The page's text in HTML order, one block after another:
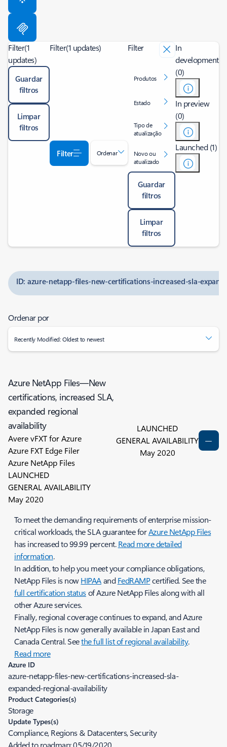
Filter(1
updates)
Guardar
filtros
Limpar
filtros
Filter(1 updates)
Filter Ordenar
Filter
Produtos
Estado
Tipo de
atualização
Novo ou
atualizado
Guardar
filtros
Limpar
filtros
In
development
(0)
In preview
(0)
Launched (1)
ID: azure-netapp-files-new-certifications-increased-sla-
Ordenar por
Recently Modified: Oldest to newest
Azure NetApp Files—New
certifications, increased SLA,
expanded regional
availability
Avere vFXT for Azure
Azure FXT Edge Filer
Azure NetApp Files
LAUNCHED
GENERAL AVAILABILITY
May 2020
LAUNCHED
GENERAL AVAILABILITY
May 2020
To meet the demanding requirements of enterprise mission-
critical workloads, the SLA guarantee forAzure NetApp Files
has increased to 99.99 percent.Read more detailed
information.
In addition, to help you meet your compliance obligations,
NetApp Files is nowHIPAAandFedRAMPcertified. See the
full certification statusof Azure NetApp Files along with all
other Azure services.
Finally, regional coverage continues to expand, and Azure
NetApp Files is now generally available in Japan East and
Canada Central. Seethe full list of regional availability.
Read more
Azure ID
azure-netapp-files-new-certifications-increased-sla-
expanded-regional-availability
Product Categories(s)
Storage
Update Types(s)
Compliance, Regions & Datacenters, Security
Added to roadmap:05/19/2020